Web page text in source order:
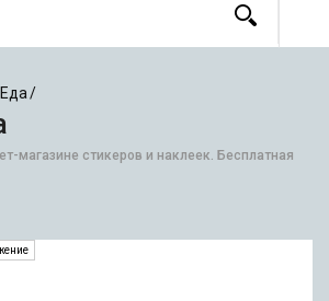
Еда
магазине стикеров и наклеек. Бесплатная